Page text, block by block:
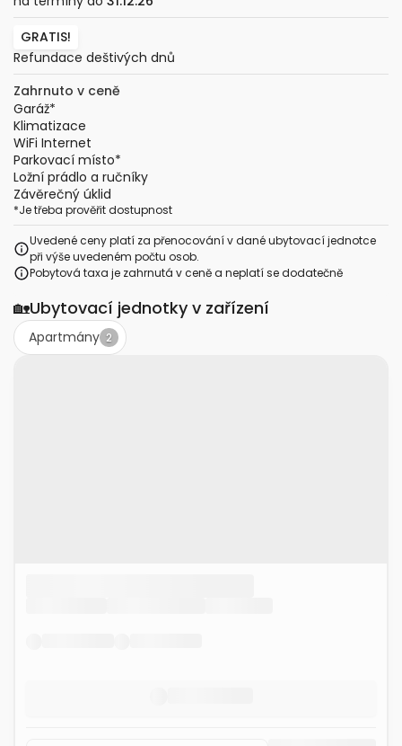
GRATIS!
Refundace deštivých dnů
Zahrnuto v ceně
Garáž*
Klimatizace
WiFi Internet
Parkovací místo*
Ložní prádlo a ručníky
Závěrečný úklid
*Je třeba prověřit dostupnost
Uvedené ceny platí za přenocování v dané ubytovací jednotce
při výše uvedeném počtu osob.
Pobytová taxa je zahrnutá v ceně a neplatí se dodatečně
🏡Ubytovací jednotky v zařízení
Apartmány 2